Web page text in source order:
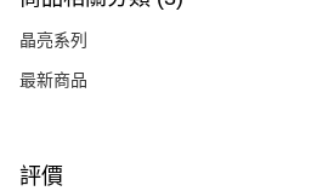
晶亮系列
最新商品
評價